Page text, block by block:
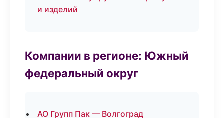
и изделий
Компании в регионе: Южный
федеральный округ
АО Групп Пак — Волгоград